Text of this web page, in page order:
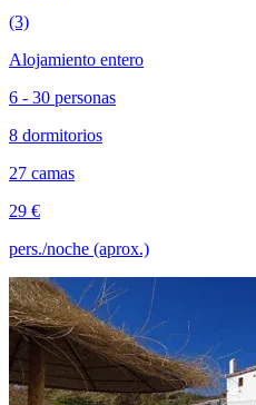
(3)
Alojamiento entero
6 - 30 personas
8 dormitorios
27 camas
29 €
pers./noche (aprox.)